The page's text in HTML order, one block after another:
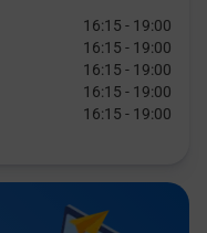
16:15 - 19:00
16:15 - 19:00
16:15 - 19:00
16:15 - 19:00
16:15 - 19:00